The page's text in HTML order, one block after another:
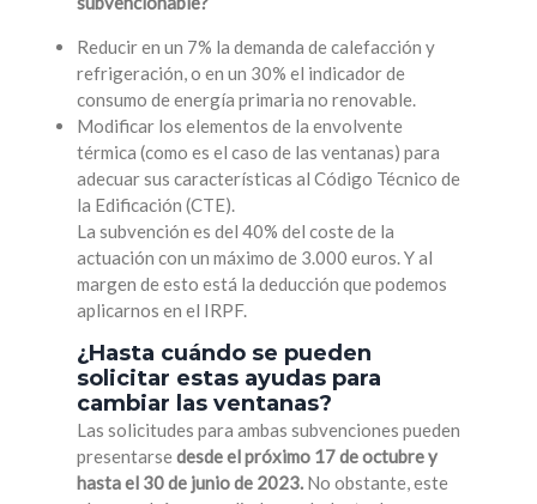
Reducir en un 7% la demanda de calefacción y
refrigeración, o en un 30% el indicador de
consumo de energía primaria no renovable.
Modificar los elementos de la envolvente
térmica (como es el caso de las ventanas) para
adecuar sus características al Código Técnico de
la Edificación (CTE).
La subvención es del 40% del coste de la
actuación con un máximo de 3.000 euros. Y al
margen de esto está la deducción que podemos
aplicarnos en el IRPF.
¿Hasta cuándo se pueden
solicitar estas ayudas para
cambiar las ventanas?
Las solicitudes para ambas subvenciones pueden
presentarsedesde el próximo 17 de octubre y
hasta el 30 de junio de 2023. No obstante, este